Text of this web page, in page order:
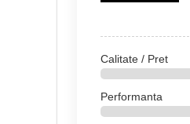
Calitate / Pret
Performanta